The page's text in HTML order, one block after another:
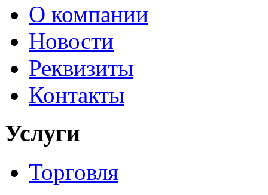
О компании
Новости
Реквизиты
Контакты
Услуги
Торговля